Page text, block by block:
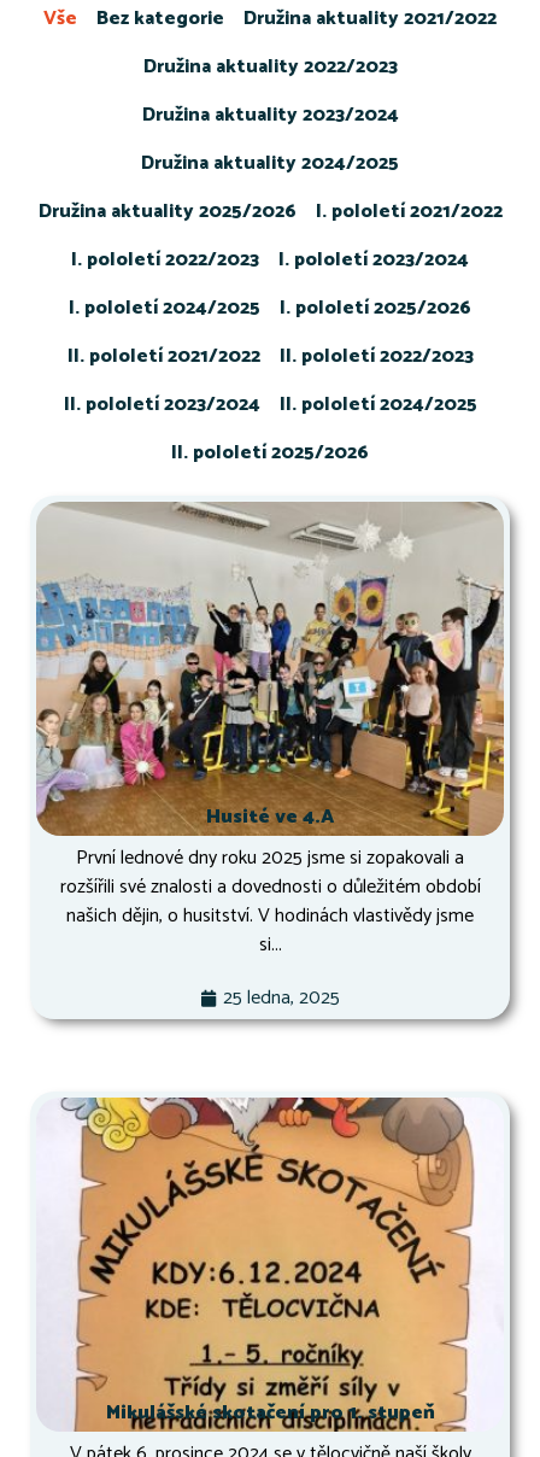
Bez kategorie
Družina aktuality 2021/2022
Družina aktuality 2022/2023
Družina aktuality 2023/2024
Družina aktuality 2024/2025
Družina aktuality 2025/2026
I. pololetí 2021/2022
I. pololetí 2022/2023
I. pololetí 2023/2024
I. pololetí 2024/2025
I. pololetí 2025/2026
II. pololetí 2021/2022
II. pololetí 2022/2023
II. pololetí 2023/2024
II. pololetí 2024/2025
II. pololetí 2025/2026
Vše
Husité ve 4.A
První lednové dny roku 2025 jsme si zopakovali a
rozšířili své znalosti a dovednosti o důležitém období
našich dějin, o husitství. V hodinách vlastivědy jsme
si...
25 ledna, 2025
Mikulášské skotačení pro 1. stupeň